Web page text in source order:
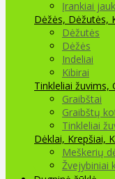
Įrankiai
Dėžės, Dėžutės,
Dėžutės
Dėžės
Indeliai
Kibirai
Tinkleliai žuvims,
Graibštai
Graibštų
Tinkleliai
Dėklai, Krepšiai,
Meškerių
Žvejybiniai